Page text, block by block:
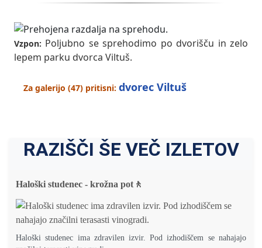
Vzpon: Poljubno se sprehodimo po dvorišču in zelo
lepem parku dvorca Viltuš.
Za galerijo (47) pritisni: dvorec Viltuš
RAZIŠČI ŠE VEČ IZLETOV
Haloški studenec - krožna pot🚶
Haloški studenec ima zdravilen izvir. Pod izhodiščem se nahajajo